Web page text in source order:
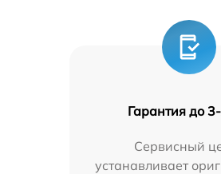
Гарантия до
Сервисный
устанавливает